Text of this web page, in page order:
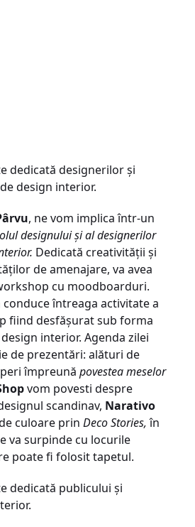
dedicată designerilor și
design interior.
, ne vom implica într-un
designului și al designerilor
Dedicată creativității și
de amenajare, va avea
cu moodboarduri.
conduce întreaga activitate a
fiind desfășurat sub forma
interior. Agenda zilei
de prezentări: alături de
împreună povestea meselor
vom povesti despre
scandinav, Narativo
culoare prin Deco Stories,în
va surpinde cu locurile
poate fi folosit tapetul.
dedicată publicului și